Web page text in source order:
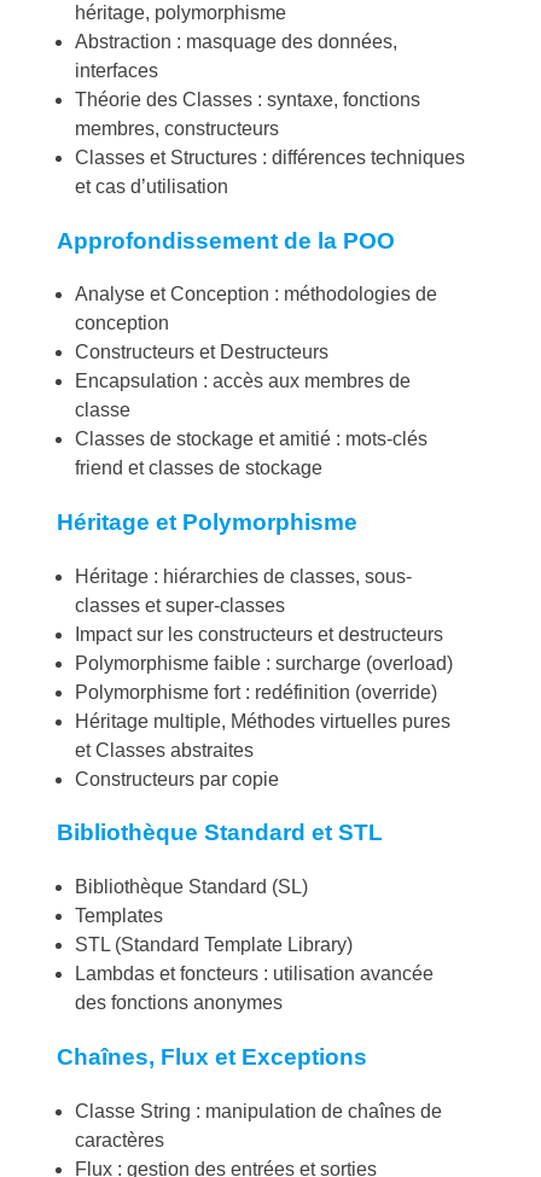
héritage, polymorphisme
Abstraction : masquage des données,
interfaces
Théorie des Classes : syntaxe, fonctions
membres, constructeurs
Classes et Structures : différences techniques
et cas d’utilisation
Approfondissement de la POO
Analyse et Conception : méthodologies de
conception
Constructeurs et Destructeurs
Encapsulation : accès aux membres de
classe
Classes de stockage et amitié : mots-clés
friend et classes de stockage
Héritage et Polymorphisme
Héritage : hiérarchies de classes, sous-
classes et super-classes
Impact sur les constructeurs et destructeurs
Polymorphisme faible : surcharge (overload)
Polymorphisme fort : redéfinition (override)
Héritage multiple, Méthodes virtuelles pures
et Classes abstraites
Constructeurs par copie
Bibliothèque Standard et STL
Bibliothèque Standard (SL)
Templates
STL (Standard Template Library)
Lambdas et foncteurs : utilisation avancée
des fonctions anonymes
Chaînes, Flux et Exceptions
Classe String : manipulation de chaînes de
caractères
Flux : gestion des entrées et sorties